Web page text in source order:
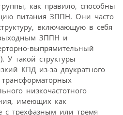
как правило, способны
питания ЗППН. Они часто
включающую в себя
ЗППН и
выпрямительный
У такой структуры
КПД из-за двукратного
низкочастотного
имеющих как
с трехфазным или тремя